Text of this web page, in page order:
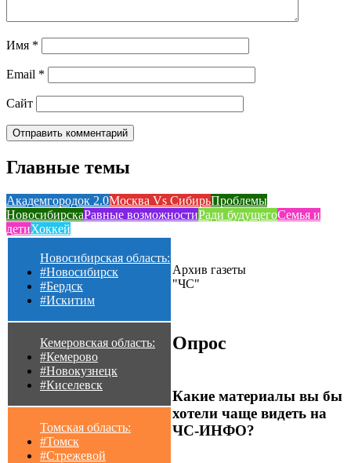
Имя *
Email *
Сайт
Главные темы
Академгородок 2.0Москва Vs СибирьПроблемы
НовосибирскаРавные возможностиРади будущегоСемья и
детиХоккей
Новосибирская область:
#Новосибирск
#Бердск
#Искитим
Кемеровская область:
#Кемерово
#Новокузнецк
#Киселевск
Томская область:
#Томск
#Стрежевой
Архив газеты
"ЧС"
Опрос
Какие материалы вы бы
хотели чаще видеть на
ЧС-ИНФО?